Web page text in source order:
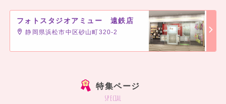
フォトスタジオアミュー 遠鉄店
静岡県浜松市中区砂山町320-2
特集ページ
special